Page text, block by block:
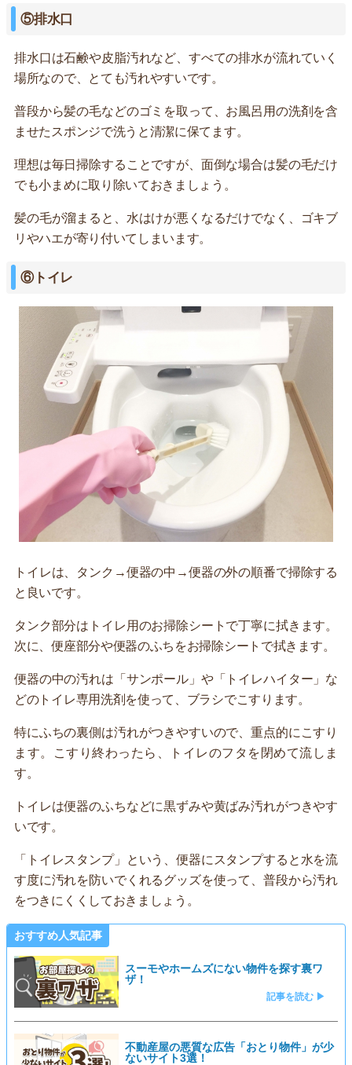
⑤排水口
排水口は石鹸や皮脂汚れなど、すべての排水が流れていく
場所なので、とても汚れやすいです。
普段から髪の毛などのゴミを取って、お風呂用の洗剤を含
ませたスポンジで洗うと清潔に保てます。
理想は毎日掃除することですが、面倒な場合は髪の毛だけ
でも小まめに取り除いておきましょう。
髪の毛が溜まると、水はけが悪くなるだけでなく、ゴキブ
リやハエが寄り付いてしまいます。
⑥トイレ
トイレは、タンク→便器の中→便器の外の順番で掃除する
と良いです。
タンク部分はトイレ用のお掃除シートで丁寧に拭きます。
次に、便座部分や便器のふちをお掃除シートで拭きます。
便器の中の汚れは「サンポール」や「トイレハイター」な
どのトイレ専用洗剤を使って、ブラシでこすります。
特にふちの裏側は汚れがつきやすいので、重点的にこすり
ます。こすり終わったら、トイレのフタを閉めて流しま
す。
トイレは便器のふちなどに黒ずみや黄ばみ汚れがつきやす
いです。
「トイレスタンプ」という、便器にスタンプすると水を流
す度に汚れを防いでくれるグッズを使って、普段から汚れ
をつきにくくしておきましょう。
おすすめ人気記事
スーモやホームズにない物件を探す裏ワ
ザ！
記事を読む ▶
不動産屋の悪質な広告「おとり物件」が少
ないサイト3選！